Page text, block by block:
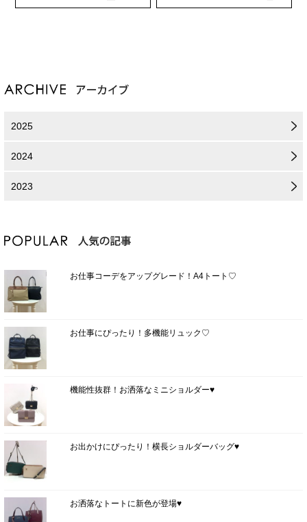
2025
2024
2023
お仕事コーデをアップグレード！A4トート♡
お仕事にぴったり！多機能リュック♡
機能性抜群！お洒落なミニショルダー♥
お出かけにぴったり！横長ショルダーバッグ♥
お洒落なトートに新色が登場♥